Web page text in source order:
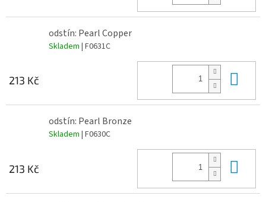
odstín: Pearl Copper
Skladem | F0631C
213 Kč
odstín: Pearl Bronze
Skladem | F0630C
213 Kč